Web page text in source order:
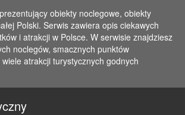
obiekty noclegowe, obiekty
Polski. Serwis zawiera opis ciekawych
i atrakcji w Polsce. W serwisie znajdziesz
noclegów, smacznych punktów
atrakcji turystycznych godnych